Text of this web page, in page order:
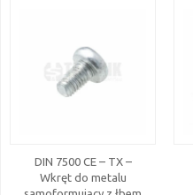
DIN 7500 CE – TX –
Wkręt do metalu